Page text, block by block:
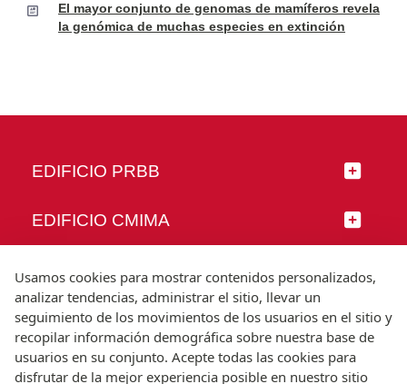
El mayor conjunto de genomas de mamíferos revela
la genómica de muchas especies en extinción
EDIFICIO PRBB
EDIFICIO CMIMA
SÍGUENOS
© Universitat Pompeu Fabra
Usamos cookies para mostrar contenidos personalizados,
analizar tendencias, administrar el sitio, llevar un
seguimiento de los movimientos de los usuarios en el sitio y
recopilar información demográfica sobre nuestra base de
usuarios en su conjunto. Acepte todas las cookies para
disfrutar de la mejor experiencia posible en nuestro sitio